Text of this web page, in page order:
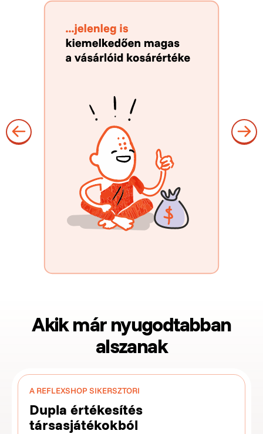
Akik már nyugodtabban
alszanak
A REFLEXSHOP SIKERSZTORI
Dupla értékesítés
társasjátékokból